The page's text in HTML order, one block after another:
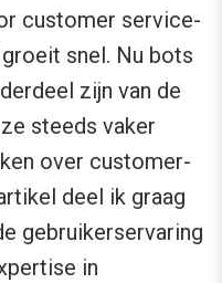
customer service-
snel. Nu bots
zijn van de
steeds vaker
over customer-
deel ik graag
gebruikerservaring
in